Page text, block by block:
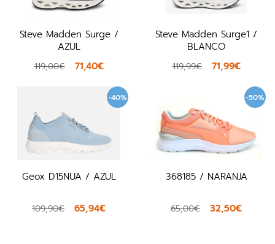
Steve Madden Surge /
AZUL
119,00€ 71,40€
Steve Madden Surge1 /
BLANCO
119,99€ 71,99€
-40%
Geox D15NUA / AZUL
109,90€ 65,94€
-50%
368185 / NARANJA
65,00€ 32,50€